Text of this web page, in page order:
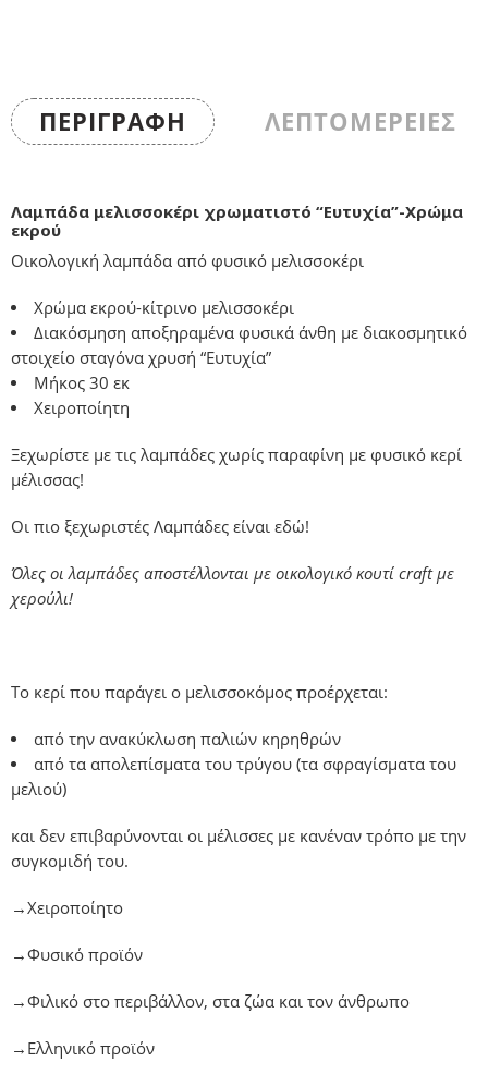
ΠΕΡΙΓΡΑΦΉ ΛΕΠΤΟΜΕΡΕΙΕΣ
Λαμπάδα μελισσοκέρι χρωματιστό “Ευτυχία”-Χρώμα
εκρού
Οικολογική λαμπάδα από φυσικό μελισσοκέρι
Χρώμα εκρού-κίτρινο μελισσοκέρι
Διακόσμηση αποξηραμένα φυσικά άνθη με διακοσμητικό
στοιχείο σταγόνα χρυσή “Ευτυχία”
Μήκος 30 εκ
Χειροποίητη
Ξεχωρίστε με τις λαμπάδες χωρίς παραφίνη με φυσικό κερί
μέλισσας!
Οι πιο ξεχωριστές Λαμπάδες είναι εδώ!
Όλες οι λαμπάδες αποστέλλονται με οικολογικό κουτί craft με
χερούλι!
Το κερί που παράγει ο μελισσοκόμος προέρχεται:
από την ανακύκλωση παλιών κηρηθρών
από τα απολεπίσματα του τρύγου (τα σφραγίσματα του
μελιού)
και δεν επιβαρύνονται οι μέλισσες με κανέναν τρόπο με την
συγκομιδή του.
→Χειροποίητο
→Φυσικό προϊόν
→Φιλικό στο περιβάλλον, στα ζώα και τον άνθρωπο
→Ελληνικό προϊόν